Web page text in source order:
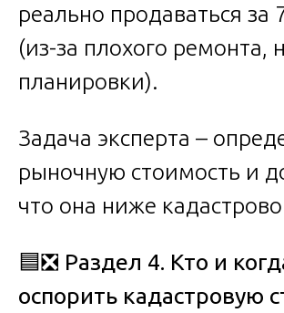
реально продаваться за
(из-за плохого ремонта,
планировки).
Задача эксперта –
рыночную стоимость и
что она ниже
🟦❎ Раздел 4. Кто и
оспорить кадастровую